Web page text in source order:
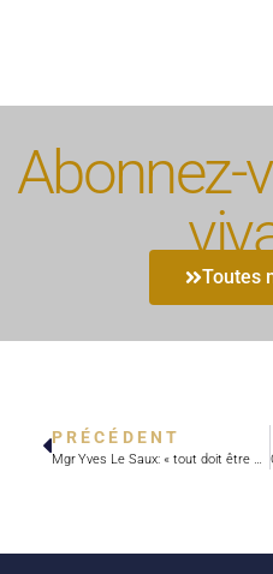
Abonnez-
Toutes
PRÉCÉDENT
Mgr Yves Le Saux: « tout doit être prétexte à parler de l’amour de Dieu »